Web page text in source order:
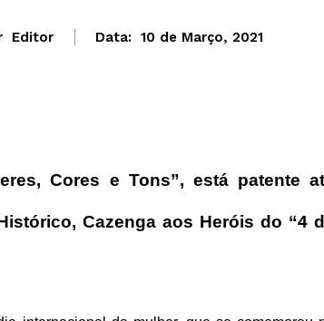
Editor Data: 10 de Março, 2021
Cores e Tons”, está patente
Cazenga aos Heróis do “4